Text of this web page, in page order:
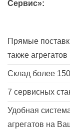
Сервис»:
Прямые
также
Склад более
7 сервисных
Удобная
агрегатов на